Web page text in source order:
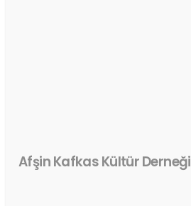
Afşin Kafkas Kültür Derneği